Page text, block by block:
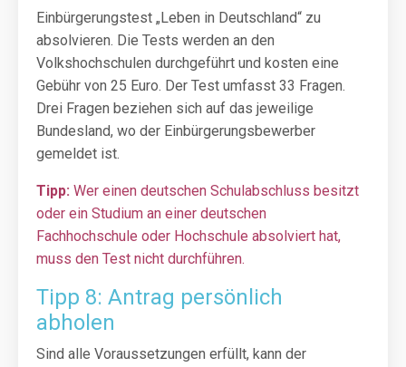
Einbürgerungstest „Leben in Deutschland“ zu
absolvieren. Die Tests werden an den
Volkshochschulen durchgeführt und kosten eine
Gebühr von 25 Euro. Der Test umfasst 33 Fragen.
Drei Fragen beziehen sich auf das jeweilige
Bundesland, wo der Einbürgerungsbewerber
gemeldet ist.
Tipp: Wer einen deutschen Schulabschluss besitzt
oder ein Studium an einer deutschen
Fachhochschule oder Hochschule absolviert hat,
muss den Test nicht durchführen.
Tipp 8: Antrag persönlich
abholen
Sind alle Voraussetzungen erfüllt, kann der